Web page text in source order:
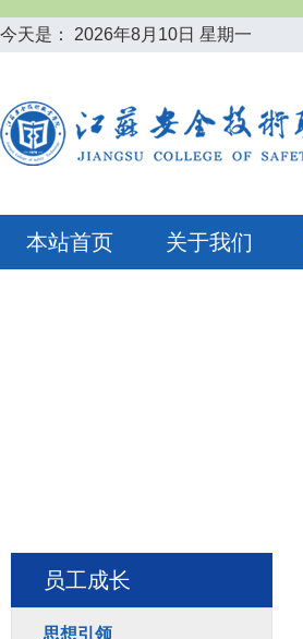
今天是： 2026年8月10日 星期一
本站首页 关于我们
员工成长
思想引领